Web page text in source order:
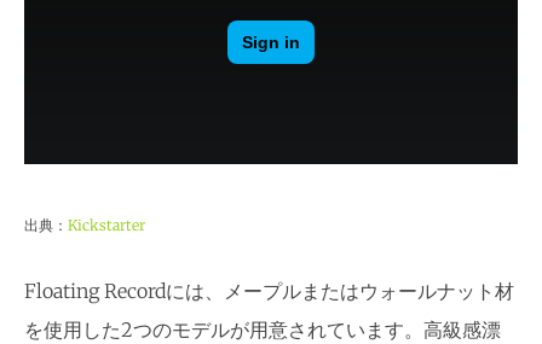
出典： Kickstarter
Floating Recordには、メープルまたはウォールナット材
を使用した2つのモデルが用意されています。高級感漂